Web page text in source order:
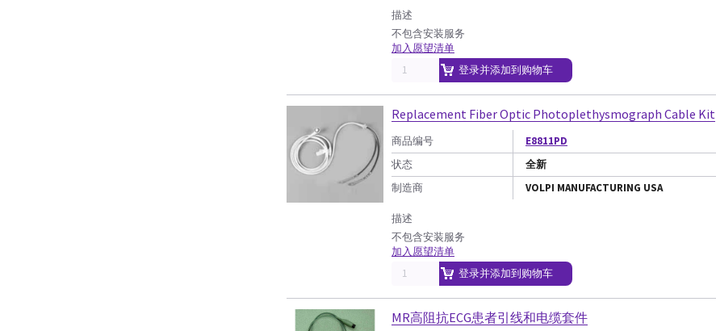
描述
不包含安装服务
加入愿望清单
登录并添加到购物车
Replacement Fiber Optic Photoplethysmograph Cable Kit
商品编号
E8811PD
状态
全新
制造商
VOLPI MANUFACTURING USA
描述
不包含安装服务
加入愿望清单
登录并添加到购物车
MR高阻抗ECG患者引线和电缆套件